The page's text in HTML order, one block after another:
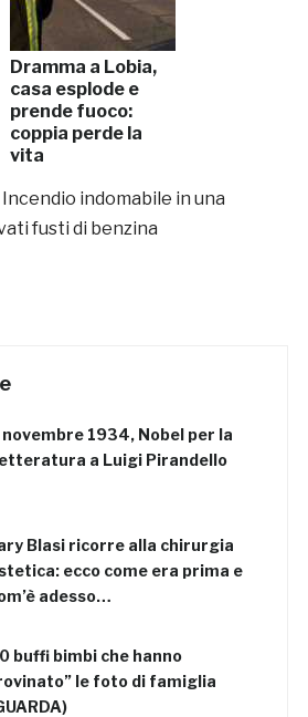
Dramma a Lobia,
casa esplode e
prende fuoco:
coppia perde la
vita
Incendio indomabile in una
fusti di benzina
novembre 1934, Nobel per la
a Luigi Pirandello
Blasi ricorre alla chirurgia
ecco come era prima e
adesso…
buffi bimbi che hanno
le foto di famiglia